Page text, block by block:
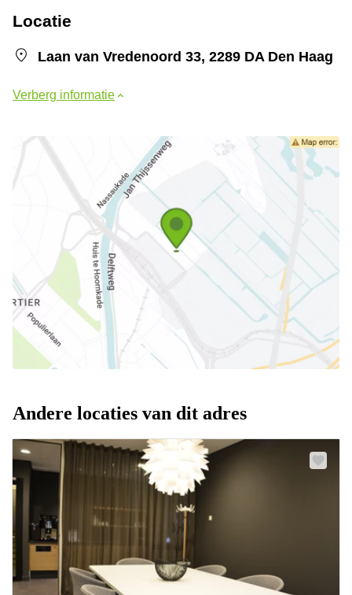
Locatie
Laan van Vredenoord 33, 2289 DA Den Haag
Verberg informatie
Andere locaties van dit adres